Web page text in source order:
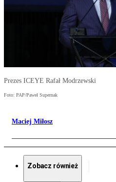
Prezes ICEYE Rafał Modrzewski
Foto: PAP/Paweł Supernak
Maciej Miłosz
Zobacz również